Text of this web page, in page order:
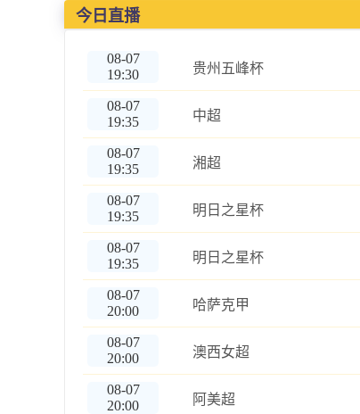
今日直播
08-07
19:30
贵州五峰杯
08-07
19:35
中超
08-07
19:35
湘超
08-07
19:35
明日之星杯
08-07
19:35
明日之星杯
08-07
20:00
哈萨克甲
08-07
20:00
澳西女超
08-07
20:00
阿美超